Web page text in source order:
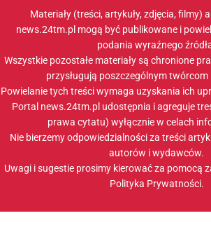
Materiały (treści, artykuły, zdjęcia, filmy)
news.24tm.pl mogą być publikowane i
podania wyraźnego
Wszystkie pozostałe materiały są chronione
przysługują poszczególnym
Powielanie tych treści wymaga uzyskania ich
Portal news.24tm.pl udostępnia i agreguje
prawa cytatu) wyłącznie w celach
Nie bierzemy odpowiedzialności za treści
autorów i wydawców.
Uwagi i sugestie prosimy kierować za pomocą
Polityka Prywatności.